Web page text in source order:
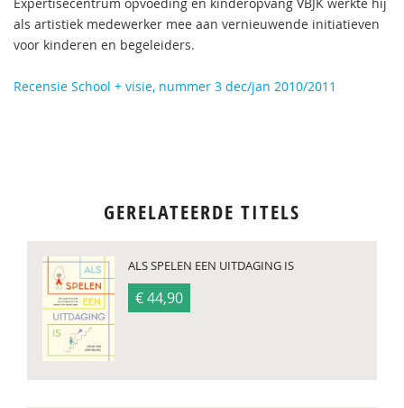
als artistiek medewerker mee aan vernieuwende initiatieven
voor kinderen en begeleiders.
Recensie School + visie, nummer 3 dec/jan 2010/2011
GERELATEERDE TITELS
ALS SPELEN EEN UITDAGING IS
€ 44,90